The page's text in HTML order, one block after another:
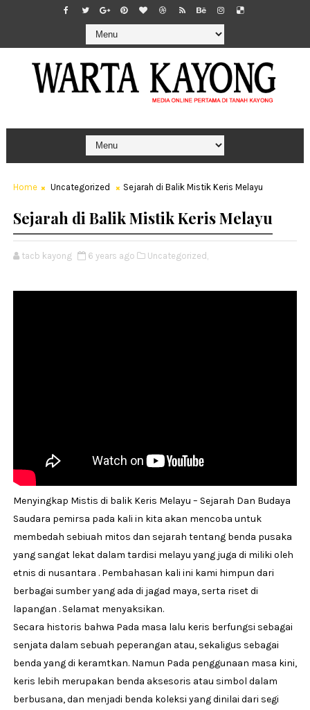
Home Uncategorized Sejarah di Balik Mistik Keris Melayu
Sejarah di Balik Mistik Keris Melayu
tacb kayong 6 years ago Uncategorized,
Menyingkap Mistis di balik Keris Melayu – Sejarah Dan Budaya
Saudara pemirsa pada kali in kita akan mencoba untuk
membedah sebiuah mitos dan sejarah tentang benda pusaka
yang sangat lekat dalam tardisi melayu yang juga di miliki oleh
etnis di nusantara . Pembahasan kali ini kami himpun dari
berbagai sumber yang ada di jagad maya, serta riset di
lapangan . Selamat menyaksikan.
Secara historis bahwa Pada masa lalu keris berfungsi sebagai
senjata dalam sebuah peperangan atau, sekaligus sebagai
benda yang di keramtkan. Namun Pada penggunaan masa kini,
keris lebih merupakan benda aksesoris atau simbol dalam
berbusana, dan menjadi benda koleksi yang dinilai dari segi